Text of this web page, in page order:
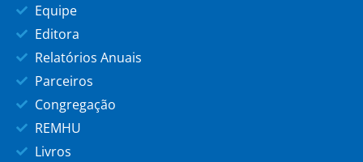
Equipe
Editora
Relatórios Anuais
Parceiros
Congregação
REMHU
Livros